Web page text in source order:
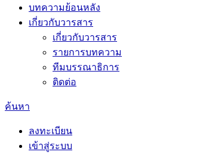
บทความย้อนหลัง
เกี่ยวกับวารสาร
เกี่ยวกับวารสาร
รายการบทความ
ทีมบรรณาธิการ
ติดต่อ
ค้นหา
ลงทะเบียน
เข้าสู่ระบบ